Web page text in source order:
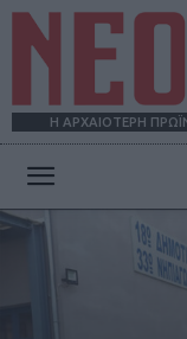
Η ΑΡΧΑΙΟΤΕΡΗ